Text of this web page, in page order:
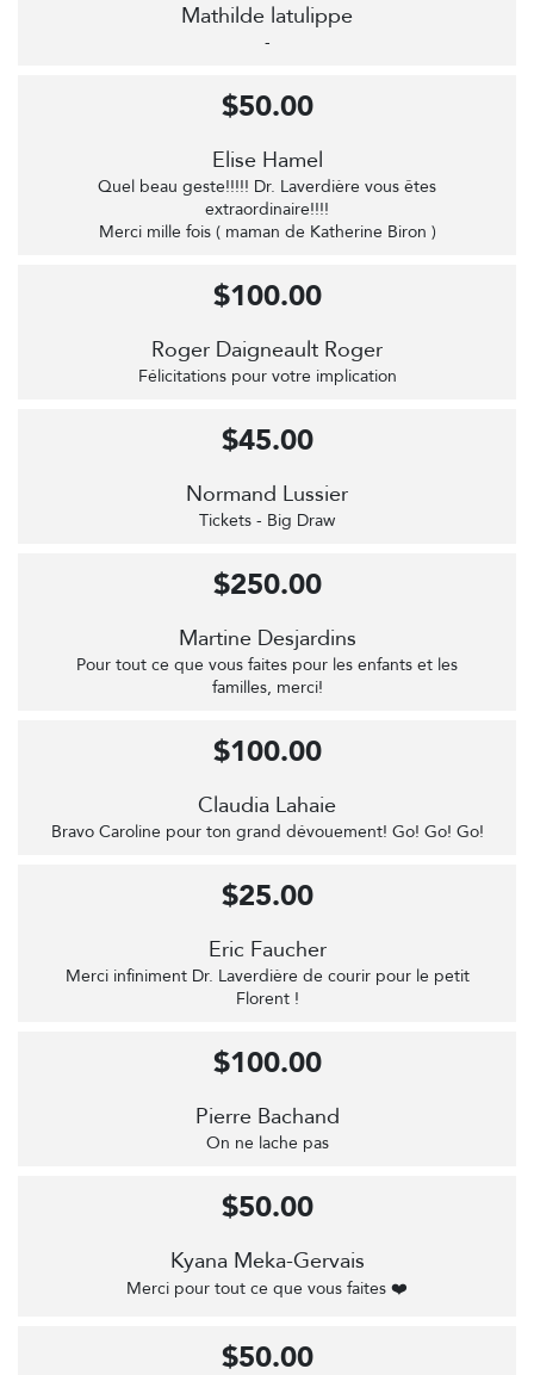
Mathilde latulippe
-
Elise Hamel
Quel beau geste!!!!! Dr. Laverdière vous êtes
extraordinaire!!!!
Merci mille fois ( maman de Katherine Biron )
$50.00
Roger Daigneault Roger
Félicitations pour votre implication
$100.00
Normand Lussier
Tickets - Big Draw
$45.00
Martine Desjardins
Pour tout ce que vous faites pour les enfants et les
familles, merci!
$250.00
Claudia Lahaie
Bravo Caroline pour ton grand dévouement! Go! Go! Go!
$100.00
Eric Faucher
Merci infiniment Dr. Laverdière de courir pour le petit
Florent !
$25.00
Pierre Bachand
On ne lache pas
$100.00
Kyana Meka-Gervais
Merci pour tout ce que vous faites ❤️
$50.00
$50.00